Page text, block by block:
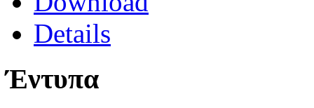
Details
Έντυπα